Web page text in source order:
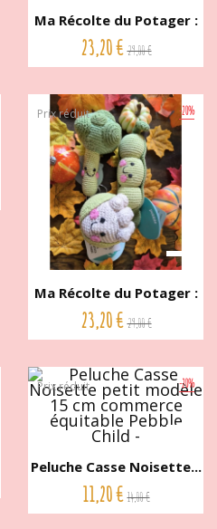
Ma Récolte du Potager :
3...
23,20 € 29,00 €
-20%
Prix réduit
Ma Récolte du Potager :
3...
23,20 € 29,00 €
-20%
Prix réduit
Peluche Casse Noisette...
11,20 € 14,00 €